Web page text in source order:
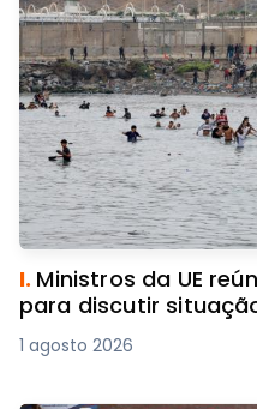
I. Ministros da UE
para discutir
1 agosto 2026